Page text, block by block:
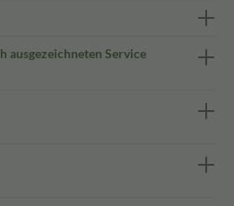
ausgezeichneten Service